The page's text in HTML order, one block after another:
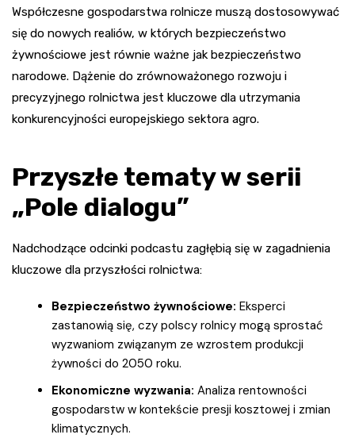
Współczesne gospodarstwa rolnicze muszą dostosowywać
się do nowych realiów, w których bezpieczeństwo
żywnościowe jest równie ważne jak bezpieczeństwo
narodowe. Dążenie do zrównoważonego rozwoju i
precyzyjnego rolnictwa jest kluczowe dla utrzymania
konkurencyjności europejskiego sektora agro.
Przyszłe tematy w serii
„Pole dialogu”
Nadchodzące odcinki podcastu zagłębią się w zagadnienia
kluczowe dla przyszłości rolnictwa:
Bezpieczeństwo żywnościowe: Eksperci
zastanowią się, czy polscy rolnicy mogą sprostać
wyzwaniom związanym ze wzrostem produkcji
żywności do 2050 roku.
Ekonomiczne wyzwania: Analiza rentowności
gospodarstw w kontekście presji kosztowej i zmian
klimatycznych.